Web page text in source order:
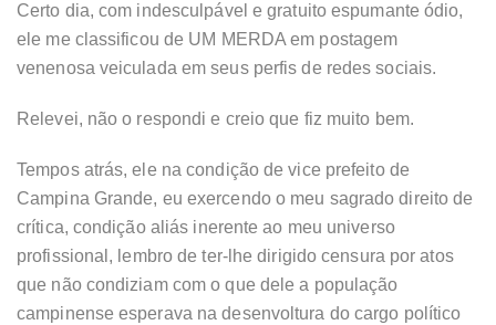
Certo dia, com indesculpável e gratuito espumante ódio,
ele me classificou de UM MERDA em postagem
venenosa veiculada em seus perfis de redes sociais.
Relevei, não o respondi e creio que fiz muito bem.
Tempos atrás, ele na condição de vice prefeito de
Campina Grande, eu exercendo o meu sagrado direito de
crítica, condição aliás inerente ao meu universo
profissional, lembro de ter-lhe dirigido censura por atos
que não condiziam com o que dele a população
campinense esperava na desenvoltura do cargo político